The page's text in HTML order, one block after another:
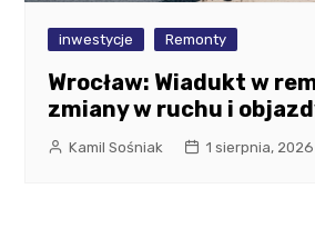
inwestycje Remonty
Wrocław: Wiadukt w
zmiany w ruchu i
Kamil Sośniak 1 sierpnia, 2026